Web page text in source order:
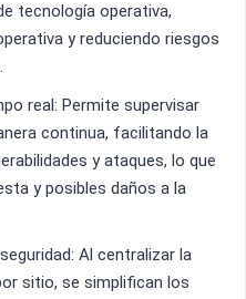
tecnología operativa,
y reduciendo riesgos
real: Permite supervisar
continua, facilitando la
y ataques, lo que
y posibles daños a la
Al centralizar la
sitio, se simplifican los